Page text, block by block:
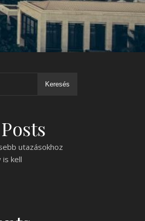
Keresés
utazásokhoz
is kell